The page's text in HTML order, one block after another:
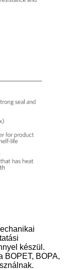
készül.
BOPET, BOPA,